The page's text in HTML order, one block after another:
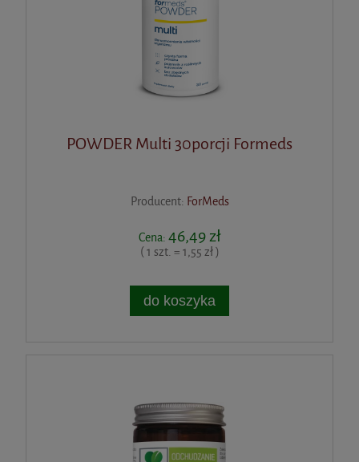
POWDER Multi 30porcji Formeds
Producent: ForMeds
Cena: 46,49 zł
( 1 szt. = 1,55 zł )
do koszyka